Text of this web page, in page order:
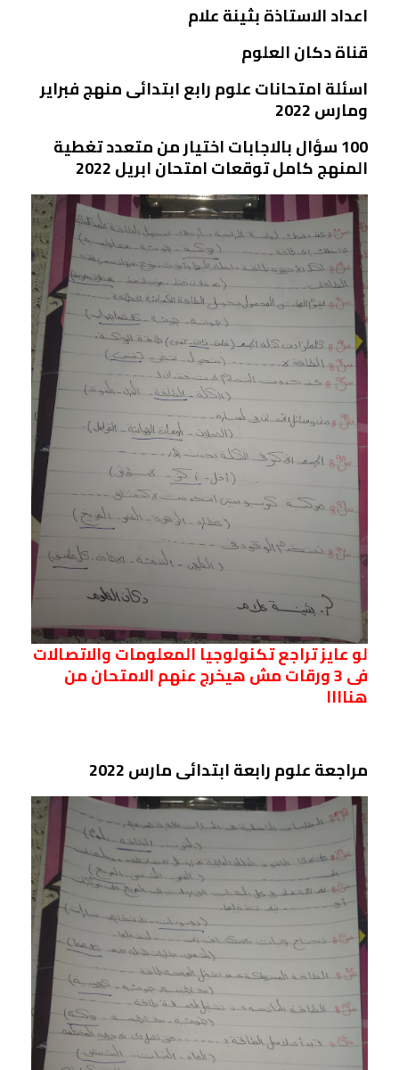
اعداد الاستاذة بثينة علام
قناة دكان العلوم
اسئلة امتحانات علوم رابع ابتدائى منهج فبراير
ومارس 2022
100 سؤال بالاجابات اختيار من متعدد تغطية
المنهج كامل توقعات امتحان ابريل 2022
لو عايز تراجع تكنولوجيا المعلومات والاتصالات
فى 3 ورقات مش هيخرج عنهم الامتحان من
هناااا
مراجعة علوم رابعة ابتدائى مارس 2022